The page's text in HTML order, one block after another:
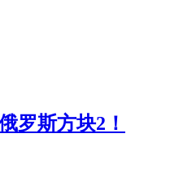
罗斯方块2！